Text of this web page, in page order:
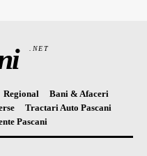
.NET
Regional
Bani & Afaceri
Tractari Auto Pascani
Pascani